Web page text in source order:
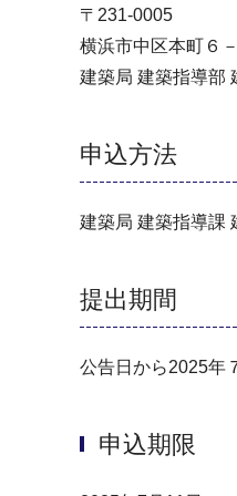
〒231-0005
横浜市中区本町６
建築局 建築指導部
申込方法
建築局 建築指導課
提出期間
公告日から2025年
申込期限